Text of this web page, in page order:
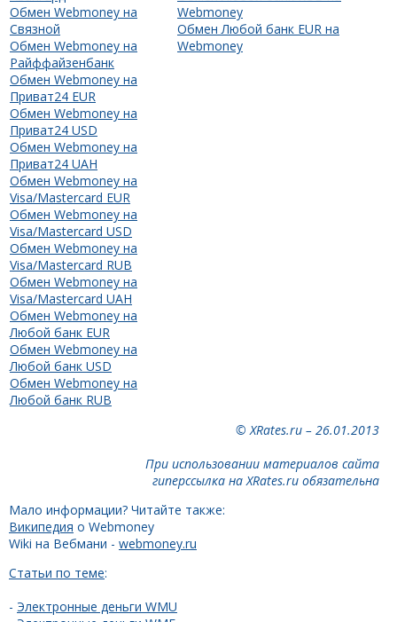
Обмен Webmoney на
Связной
Обмен Webmoney на
Райффайзенбанк
Обмен Webmoney на
Приват24 EUR
Обмен Webmoney на
Приват24 USD
Обмен Webmoney на
Приват24 UAH
Обмен Webmoney на
Visa/Mastercard EUR
Обмен Webmoney на
Visa/Mastercard USD
Обмен Webmoney на
Visa/Mastercard RUB
Обмен Webmoney на
Visa/Mastercard UAH
Обмен Webmoney на
Любой банк EUR
Обмен Webmoney на
Любой банк USD
Обмен Webmoney на
Любой банк RUB
Webmoney
Обмен Любой банк EUR на
Webmoney
© XRates.ru – 26.01.2013
При использовании материалов сайта
гиперссылка на XRates.ru обязательна
Мало информации? Читайте также:
Википедия о Webmoney
Wiki на Вебмани - webmoney.ru
Статьи по теме:
- Электронные деньги WMU